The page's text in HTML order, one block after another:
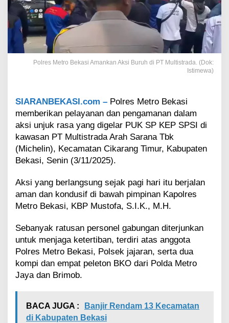
n
k
a
k
s
r
u
h
d
i
P
T
u
i
t
r
a
a
,
t
u
Polres Metro Bekasi Amankan Aksi Buruh di PT Multistrada. (Dok:
Istimewa)
SIARANBEKASI.com – Polres Metro Bekasi
memberikan pelayanan dan pengamanan dalam
aksi unjuk rasa yang digelar PUK SP KEP SPSI di
kawasan PT Multistrada Arah Sarana Tbk
(Michelin), Kecamatan Cikarang Timur, Kabupaten
Bekasi, Senin (3/11/2025).
Aksi yang berlangsung sejak pagi hari itu berjalan
aman dan kondusif di bawah pimpinan Kapolres
Metro Bekasi, KBP Mustofa, S.I.K., M.H.
Sebanyak ratusan personel gabungan diterjunkan
untuk menjaga ketertiban, terdiri atas anggota
Polres Metro Bekasi, Polsek jajaran, serta dua
kompi dan empat peleton BKO dari Polda Metro
Jaya dan Brimob.
BACA JUGA :
Banjir Rendam 13 Kecamatan
di Kabupaten Bekasi